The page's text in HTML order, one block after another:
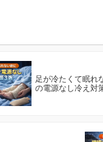
足が冷たくて眠れ
の電源なし冷え対